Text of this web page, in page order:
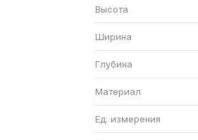
Высота
Ширина
Глубина
Материал
Ед. измерения